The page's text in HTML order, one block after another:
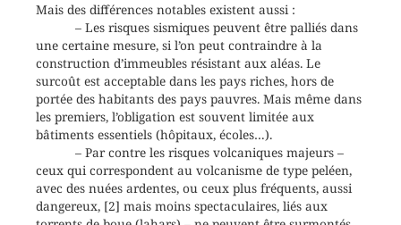
Mais des différences notables existent aussi :
– Les risques sismiques peuvent être palliés dans
une certaine mesure, si l’on peut contraindre à la
construction d’immeubles résistant aux aléas. Le
surcoût est acceptable dans les pays riches, hors de
portée des habitants des pays pauvres. Mais même dans
les premiers, l’obligation est souvent limitée aux
bâtiments essentiels (hôpitaux, écoles…).
– Par contre les risques volcaniques majeurs –
ceux qui correspondent au volcanisme de type peléen,
avec des nuées ardentes, ou ceux plus fréquents, aussi
dangereux, [2] mais moins spectaculaires, liés aux